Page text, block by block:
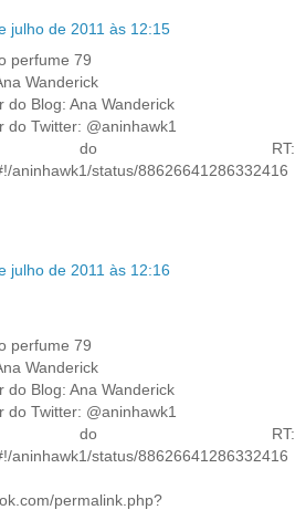
julho de 2011 às 12:15
perfume 79
Wanderick
do Blog: Ana Wanderick
do Twitter: @aninhawk1
do RT:
aninhawk1/status/88626641286332416
julho de 2011 às 12:16
perfume 79
Wanderick
do Blog: Ana Wanderick
do Twitter: @aninhawk1
do RT:
aninhawk1/status/88626641286332416
permalink.php?